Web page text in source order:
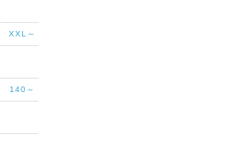
XXL～
140～